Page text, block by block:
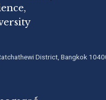
District, Bangkok